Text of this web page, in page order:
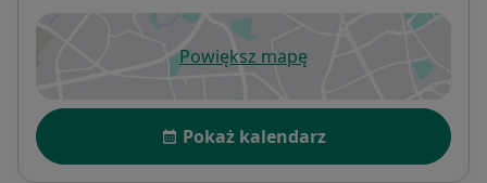
Powiększ mapęotwiera się w nowej karcie
Dostępność
Pokaż kalendarz